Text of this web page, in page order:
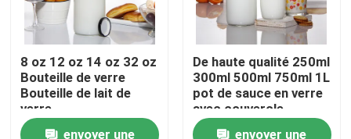
Aperçu
Produits
A propos de nous
8 oz 12 oz 14 oz 32 oz
Bouteille de verre
Bouteille de lait de
verre
envoyer une
De haute qualité 250ml
300ml 500ml 750ml 1L
pot de sauce en verre
avec couvercle
métallique avec
envoyer une